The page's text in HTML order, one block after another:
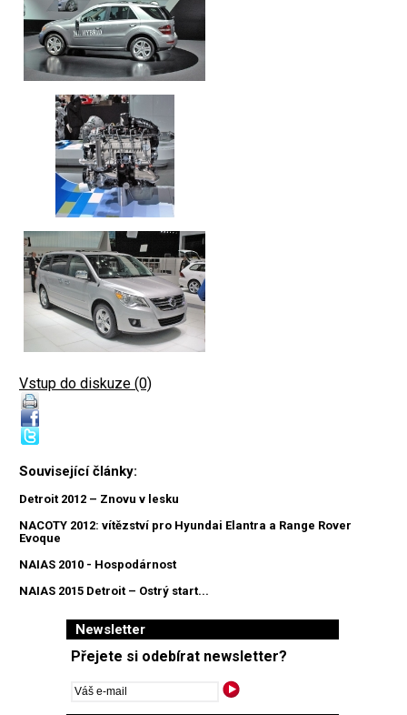
Vstup do diskuze (0)
Související články:
Detroit 2012 – Znovu v lesku
NACOTY 2012: vítězství pro Hyundai Elantra a Range Rover
Evoque
NAIAS 2010 - Hospodárnost
NAIAS 2015 Detroit – Ostrý start...
Newsletter
Přejete si odebírat newsletter?